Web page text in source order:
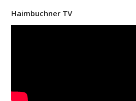
Haimbuchner TV